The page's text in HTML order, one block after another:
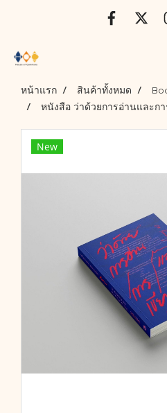
หน้าแรก สินค้าทั้งหมด
หนังสือ ว่าด้วยการอ่านและก
New